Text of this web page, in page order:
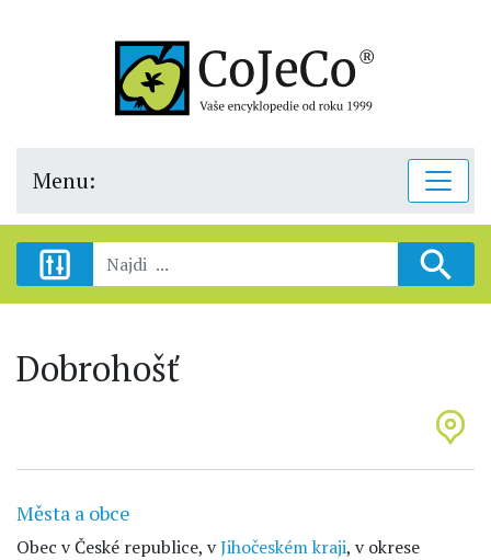
Menu:
Dobrohošť
Města a obce
Obec v České republice, vJihočeském kraji, v okrese